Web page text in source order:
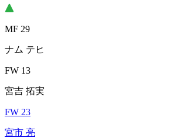
MF 29
ナム テヒ
FW 13
宮吉 拓実
FW 23
宮市 亮